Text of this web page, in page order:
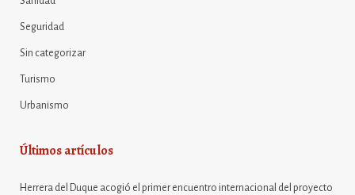
Seguridad
Sin categorizar
Turismo
Urbanismo
Últimos artículos
Herrera del Duque acogió el primer encuentro internacional del proyecto